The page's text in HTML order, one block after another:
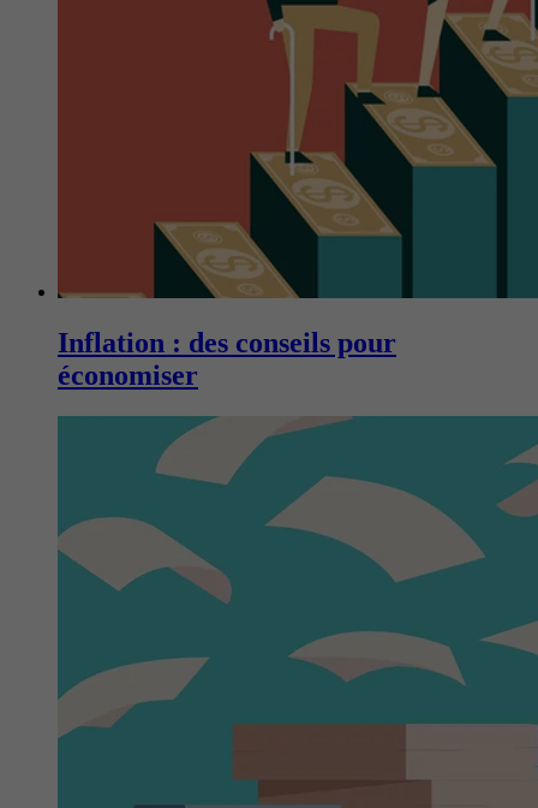
Inflation : des conseils pour
économiser